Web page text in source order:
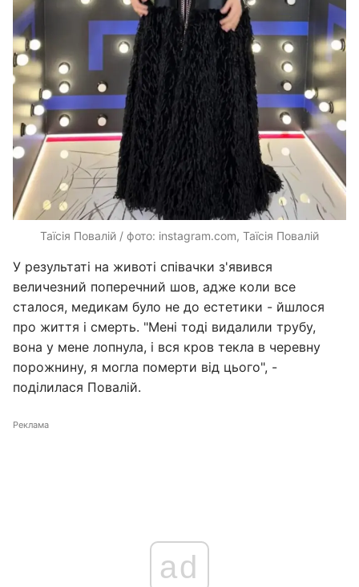
Таїсія Повалій / фото: instagram.com, Таїсія Повалій
У результаті на животі співачки з'явився
величезний поперечний шов, адже коли все
сталося, медикам було не до естетики - йшлося
про життя і смерть. "Мені тоді видалили трубу,
вона у мене лопнула, і вся кров текла в черевну
порожнину, я могла померти від цього", -
поділилася Повалій.
Реклама
ad